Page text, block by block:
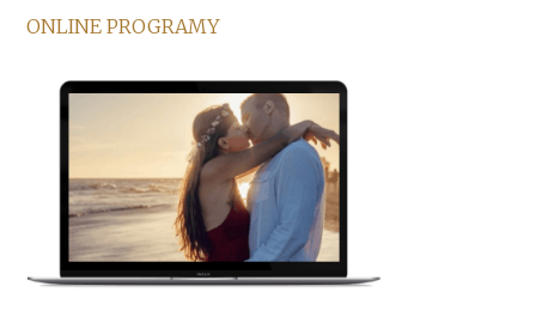
ONLINE PROGRAMY